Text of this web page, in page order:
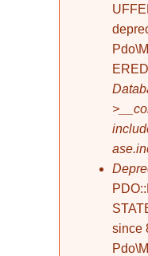
since